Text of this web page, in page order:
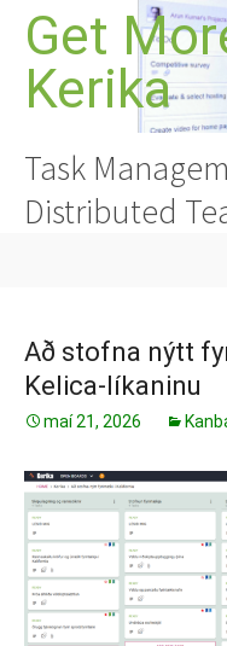
HoppaGet
Kerika
Task
Distributed
Að stofna nýtt
Kelica-líkaninu
maí 21, 2026